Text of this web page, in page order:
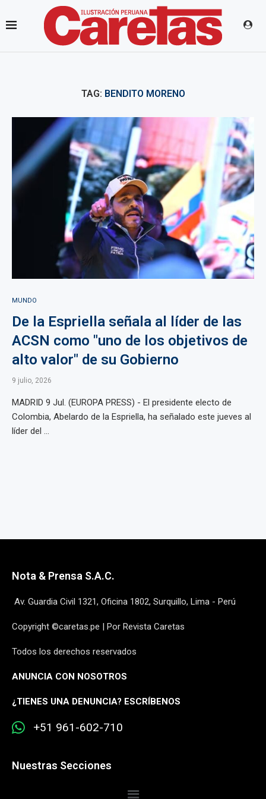
TAG: BENDITO MORENO
MUNDO
De la Espriella señala al líder de las
ACSN como "uno de los objetivos de
alto valor" de su Gobierno
9 julio, 2026
MADRID 9 Jul. (EUROPA PRESS) - El presidente electo de
Colombia, Abelardo de la Espriella, ha señalado este jueves al
líder del ...
Nota & Prensa S.A.C.
Av. Guardia Civil 1321, Oficina 1802, Surquillo, Lima - Perú
Copyright ©caretas.pe | Por Revista Caretas
Todos los derechos reservados
ANUNCIA CON NOSOTROS
¿TIENES UNA DENUNCIA? ESCRÍBENOS
+51 961-602-710
Nuestras Secciones